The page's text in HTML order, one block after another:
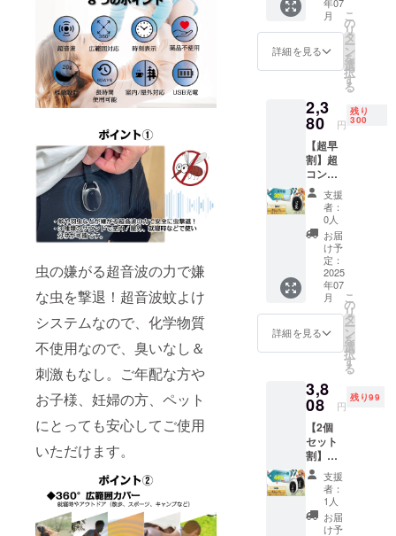
虫の嫌がる超音波の力で嫌
な虫を撃退！超音波蚊よけ
システムなので、化学物質
不使用なので、臭いなし＆
刺激もなし。ご年配な方や
お子様、妊婦の方、ペット
にとっても安心してご使用
いただけます。
楽しみなが
ら使えるア
イテムをク
リエイトす
努力してお
ります。
CAMPFIRE
を通じて皆
様が求める
アイテムを
提供できる
よう皆様の
応援よろし
くお願い致
します。
ト 【一
般販売
予定価
格3,400
円の
30％OF
【セッ
ト内
容】 充
電タイ
プカラ
ビナ式
虫よけ
ウォッ
チ本体
ｘ1 本
体サイ
ズ：
5.5×3.5
×1.4㎝/
重さ約
20g
USB
取扱説
明書ｘ1
保証期
間 6ケ
月 ※消
費税＆
送料込
みの金
額にな
りま
す。 ※
月
詳細を見る
こ
の
リ
タ
ー
ン
を
選
択
す
る
2,3
80 円
残り
300
【超早
割】超
コンパ
クト カ
ラビナ
式虫よ
け
ウォッ
チ1個
ブラッ
ク 【一
般販売
予定価
格3,400
円の
30％OF
【セッ
ト内
容】 充
電タイ
プカラ
ビナ式
虫よけ
ウォッ
チ本体
ｘ1 本
体サイ
支援
者：
0人
お届
け予
定：
2025
年07
月
詳細を見る
こ
の
リ
タ
ー
ン
を
選
択
す
る
3,8
08 円
残り99
【2個
セット
割】超
コンパ
クト カ
ラビナ
式虫よ
支援
者：
1人
お届
け予